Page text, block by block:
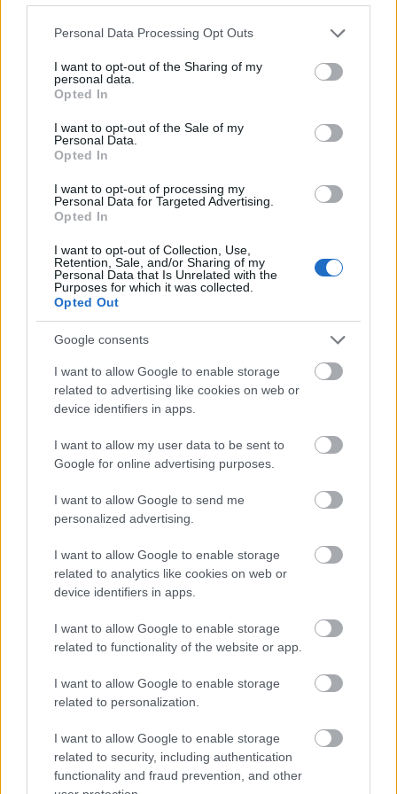
Please note that this website/app uses one or more Google
not limited to your visit or usage behaviour. You may click to
grant or deny consent to Google and its third-party tags to
use your data for below specified purposes in below Google
consent section.
Personal Data Processing Opt Outs
I want to opt-out of the Sharing of my
personal data.
Opted In
I want to opt-out of the Sale of my
Personal Data.
Opted In
I want to opt-out of processing my
Personal Data for Targeted Advertising.
Opted In
I want to opt-out of Collection, Use,
Retention, Sale, and/or Sharing of my
Personal Data that Is Unrelated with the
Purposes for which it was collected.
Opted Out
Google consents
I want to allow Google to enable storage
related to advertising like cookies on web or
device identifiers in apps.
I want to allow my user data to be sent to
Google for online advertising purposes.
I want to allow Google to send me
personalized advertising.
I want to allow Google to enable storage
related to analytics like cookies on web or
device identifiers in apps.
I want to allow Google to enable storage
related to functionality of the website or app.
I want to allow Google to enable storage
related to personalization.
I want to allow Google to enable storage
related to security, including authentication
functionality and fraud prevention, and other
elegendőek és fogyasztói korlátozásokat kell
50-100 évet az időben, de pontosan az
és Párizsban célként tűzött ki maga elé a világ.
Talán már késő, de jobb lenne még most
meghallgatni a szakértőket egy megfelelő
és fenntartható energiamix előállításával
kapcsolatban, és felhívni a
szabályozóhatóságok figyelmét, hogy az
elöregedő villamosenergia hálózatokban
és a rugalmasságot biztosító szabályozó
erőművekben is megfelelő fejlesztéseket
kell végrehajtani,
hogy az egyre változóbb időjárásfüggő
termelést és a különböző kilengéseket
megfelelően tudja kezelni az összeurópai
villamosenergia rendszer.
A szerző az E.ON igazgatósági tagja.
ENERGIAVÁLSÁG
KAPCSOLÓDÓ CIKKEK A TÉMÁBAN
Hogyan viszonyul majd Biden Közép-
Európához? - Jamniczky Zsolt írása